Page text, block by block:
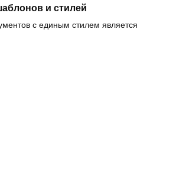
и стилей
с единым стилем является